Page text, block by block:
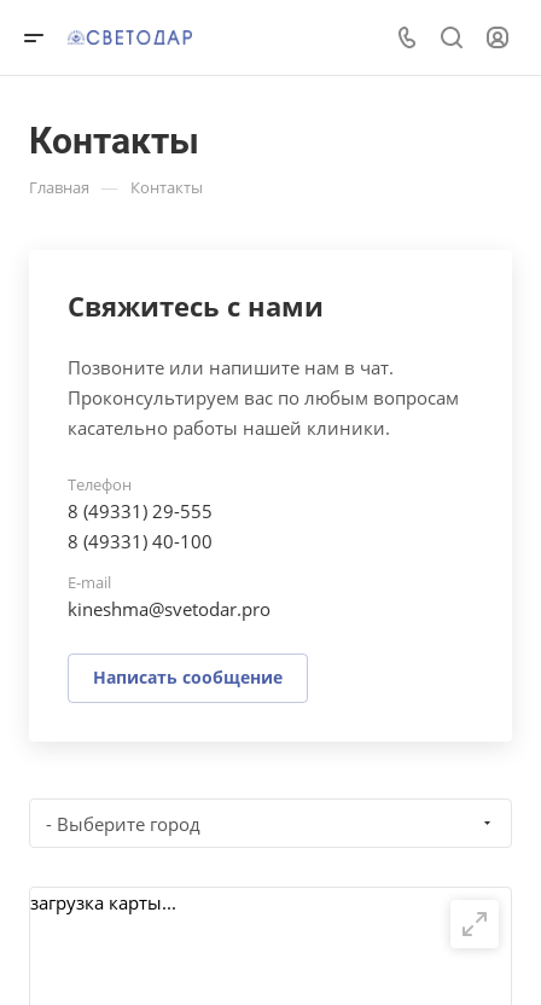
Контакты
Главная — Контакты
- Выберите город
загрузка карты...
Свяжитесь с нами
Позвоните или напишите нам в чат.
Проконсультируем вас по любым вопросам
касательно работы нашей клиники.
Телефон
8 (49331) 29-555
8 (49331) 40-100
E-mail
kineshma@svetodar.pro
Написать сообщение